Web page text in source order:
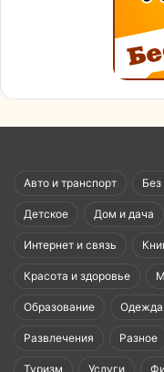
Авто и транспорт Без
Детское Дом и дача
Интернет и связь
Красота и здоровье
Образование Одежда
Развлечения Разное
Туризм Услуги